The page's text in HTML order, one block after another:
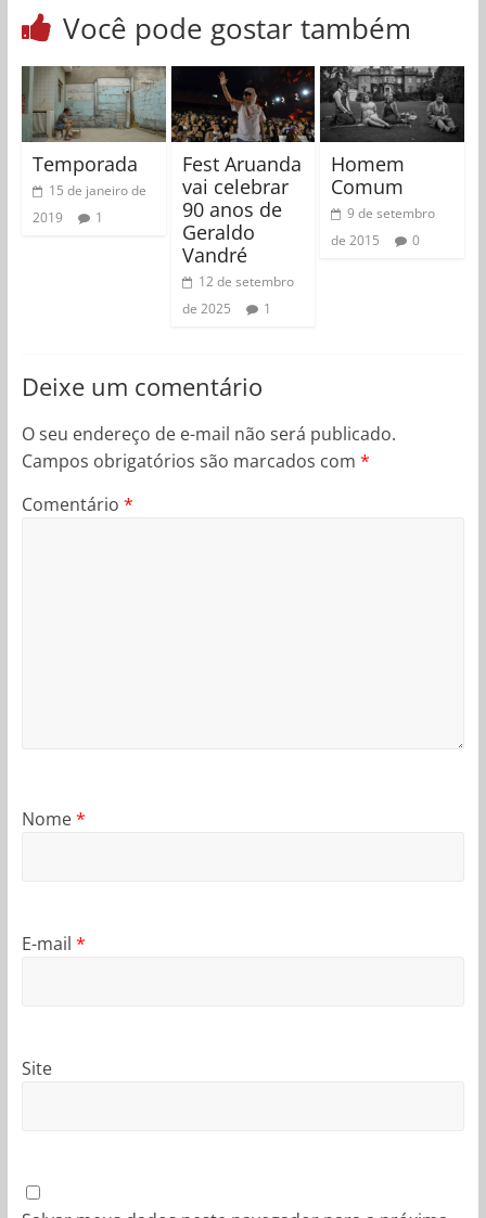
Você pode gostar também
Temporada
15 de janeiro de
2019
1
Fest Aruanda
vai celebrar
90 anos de
Geraldo
Vandré
12 de setembro
de 2025
1
Homem
Comum
9 de setembro
de 2015
0
Deixe um comentário
O seu endereço de e-mail não será publicado.
Campos obrigatórios são marcados com *
Comentário *
Nome*
E-mail *
Site